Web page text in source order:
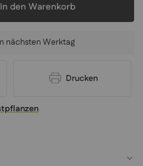
In den Warenkorb
nächsten Werktag
Drucken